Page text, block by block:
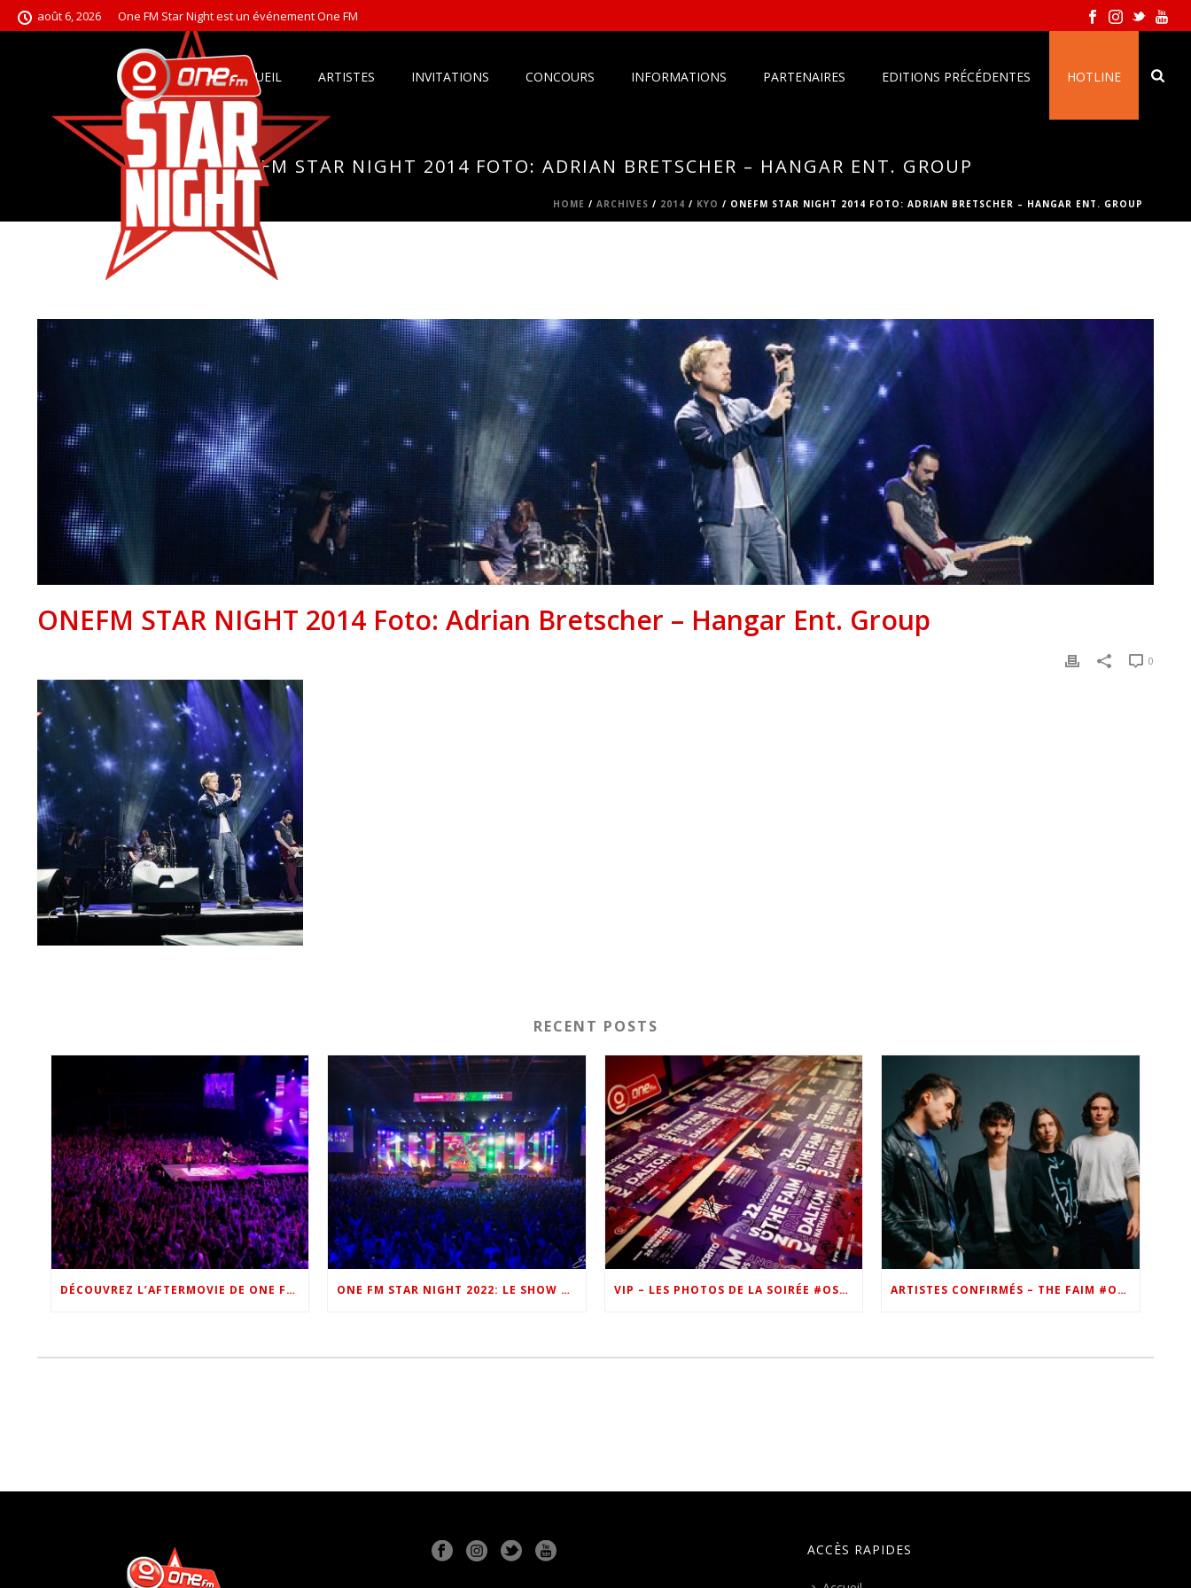
août 6, 2026 One FM Star Night est un événement One FM
ACCUEIL ARTISTES INVITATIONS CONCOURS INFORMATIONS PARTENAIRES EDITIONS PRÉCÉDENTES HOTLINE
ONEFM STAR NIGHT 2014 FOTO: ADRIAN BRETSCHER – HANGAR ENT. GROUP
HOME / ARCHIVES / 2014 / KYO / ONEFM STAR NIGHT 2014 FOTO: ADRIAN BRETSCHER – HANGAR ENT. GROUP
ONEFM STAR NIGHT 2014 Foto: Adrian Bretscher – Hangar Ent. Group
0
RECENT POSTS
DÉCOUVREZ L’AFTERMOVIE DE ONE FM STAR NIGHT 2022 ! ONE FM STAR NIGHT 2022: LE SHOW EN IMAGES VIP – LES PHOTOS DE LA SOIRÉE #OSN22 ARTISTES CONFIRMÉS – THE FAIM #OSN22
ACCÈS RAPIDES